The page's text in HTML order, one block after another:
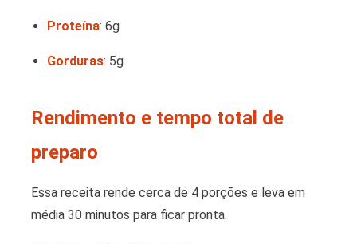
Proteína: 6g
Gorduras: 5g
Rendimento e tempo total de
preparo
Essa receita rende cerca de 4 porções e leva em
média 30 minutos para ficar pronta.